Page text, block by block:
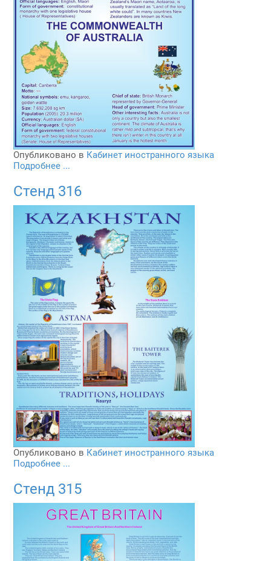
Опубликовано в Кабинет иностранного языка
Подробнее ...
Стенд 316
Опубликовано в Кабинет иностранного языка
Подробнее ...
Стенд 315